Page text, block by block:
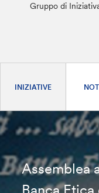
Gruppo di
INIZIATIVE
Assemblea